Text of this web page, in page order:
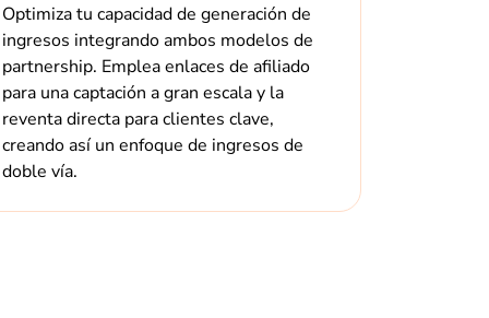
Optimiza tu capacidad de generación de
ingresos integrando ambos modelos de
partnership. Emplea enlaces de afiliado
para una captación a gran escala y la
reventa directa para clientes clave,
creando así un enfoque de ingresos de
doble vía.